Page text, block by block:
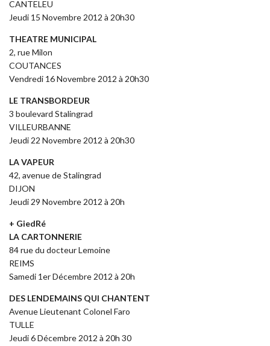
CANTELEU
Jeudi 15 Novembre 2012 à 20h30
THEATRE MUNICIPAL
2, rue Milon
COUTANCES
Vendredi 16 Novembre 2012 à 20h30
LE TRANSBORDEUR
3 boulevard Stalingrad
VILLEURBANNE
Jeudi 22 Novembre 2012 à 20h30
LA VAPEUR
42, avenue de Stalingrad
DIJON
Jeudi 29 Novembre 2012 à 20h
+ GiedRé
LA CARTONNERIE
84 rue du docteur Lemoine
REIMS
Samedi 1er Décembre 2012 à 20h
DES LENDEMAINS QUI CHANTENT
Avenue Lieutenant Colonel Faro
TULLE
Jeudi 6 Décembre 2012 à 20h 30